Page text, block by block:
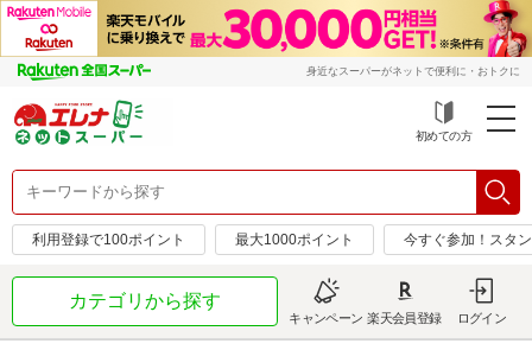
身近なスーパーがネットで便利に・おトクに
初めての方
利用登録で100ポイント 最大1000ポイント 今すぐ参加！スタ
カテゴリから探す
キャンペーン 楽天会員登録 ログイン